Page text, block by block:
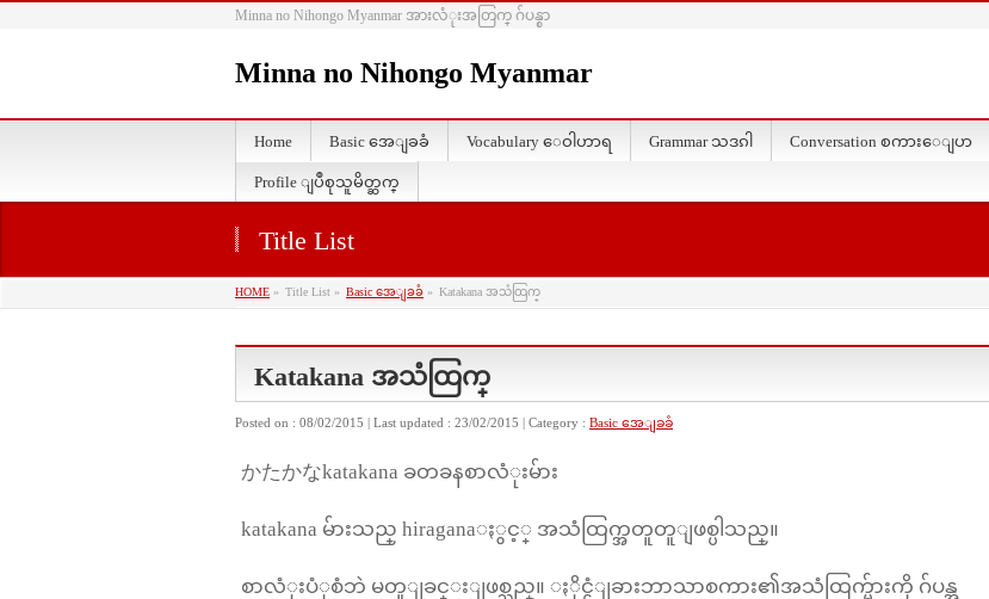
Minna no Nihongo Myanmar အားလံုးအတြက္ ဂ်ပန္စာ
Minna no Nihongo Myanmar
Home Basic အေျခခံ Vocabulary ေဝါဟာရ Grammar သဒၵါ Conversation စကားေျပာ
Profile ျပဳစုသူမိတ္ဆက္
Title List
HOME » Title List » Basic အေျခခံ » Katakana အသံထြက္
Katakana အသံထြက္
Posted on : 08/02/2015 Last updated : 23/02/2015 Category : Basic အေျခခံ
かたかなkatakana ခတခနစာလံုးမ်ား
katakana မ်ားသည္ hiraganaႏွင့္ အသံထြက္အတူတူျဖစ္ပါသည္။
စာလံုးပံုစံဘဲ မတူျခင္းျဖစ္သည္။ ႏိုင္ငံျခားဘာသာစကား၏အသံထြက္မ်ားကို ဂ်ပန္အ